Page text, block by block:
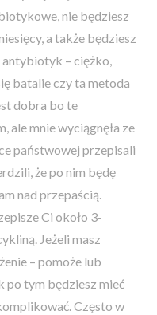
nie będziesz
a także będziesz
antybiotyk – ciężko,
batalie czy ta metoda
dobra bo te
ale mnie wyciągnęła ze
państwowej przepisali
że po nim będę
nad przepaścią.
Ci około 3-
Jeżeli masz
– pomoże lub
po tym będziesz mieć
Często w